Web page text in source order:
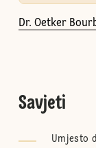
Dr. Oetker
Savjeti
Umjesto